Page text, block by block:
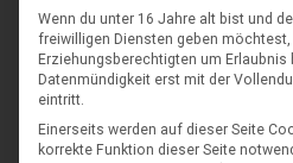
Wenn du unter 16 Jahre alt bist und
freiwilligen Diensten geben
Erziehungsberechtigten um
Datenmündigkeit erst mit der
eintritt.
Einerseits werden auf dieser Seite
korrekte Funktion dieser Seite